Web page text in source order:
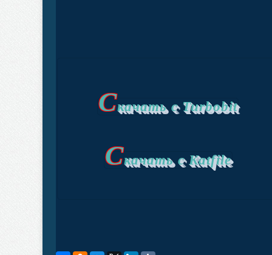
Скачать с Turbobit
Скачать с Katfile